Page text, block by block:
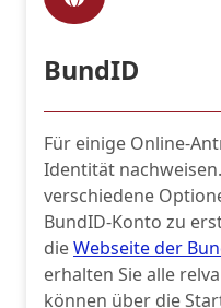
BundID
Für einige Online-
Identität
verschiedene
BundID-Konto zu
dieWebseite der
erhalten Sie alle
können über die